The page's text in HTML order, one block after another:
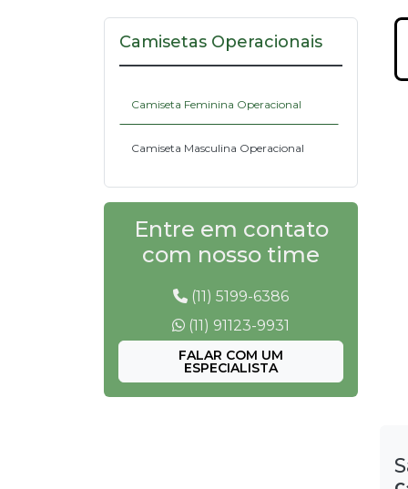
Camisetas Operacionais
Camiseta Feminina Operacional
Camiseta Masculina Operacional
Entre em contato
com nosso time
(11) 5199-6386
(11) 91123-9931
FALAR COM UM
ESPECIALISTA